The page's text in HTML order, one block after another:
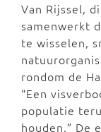
Van Rijssel,
samenwerkt
te wisselen,
rondom de
“Een
populatie
houden.” De